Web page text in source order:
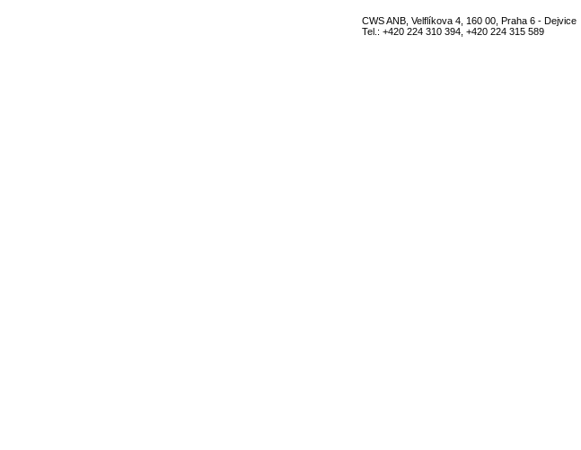
CWS ANB, Velflíkova 4, 160 00, Praha 6 - Dejvice
Tel.: +420 224 310 394, +420 224 315 589